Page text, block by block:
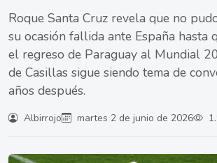
Roque Santa Cruz revela que no
su ocasión fallida ante España hasta
el regreso de Paraguay al Mundial
de Casillas sigue siendo tema de
años después.
Albirrojo martes 2 de junio de 2026